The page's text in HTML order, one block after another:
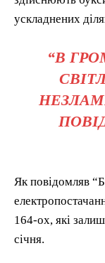
ускладнених
“В
Як повідомляв
164-ох, які
січня.